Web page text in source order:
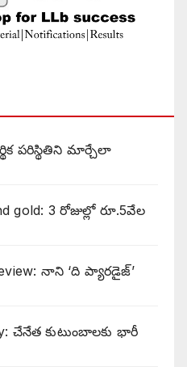
పరిస్థితిని మార్చేలా
gold: 3 రోజుల్లో రూ.5వేల
నాని ‘ది ప్యారడైజ్’
చేనేత కుటుంబాలకు భారీ